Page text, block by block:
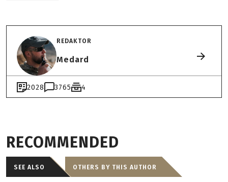
REDAKTOR
Medard
2028 3765 4
RECOMMENDED
SEE ALSO OTHERS BY THIS AUTHOR